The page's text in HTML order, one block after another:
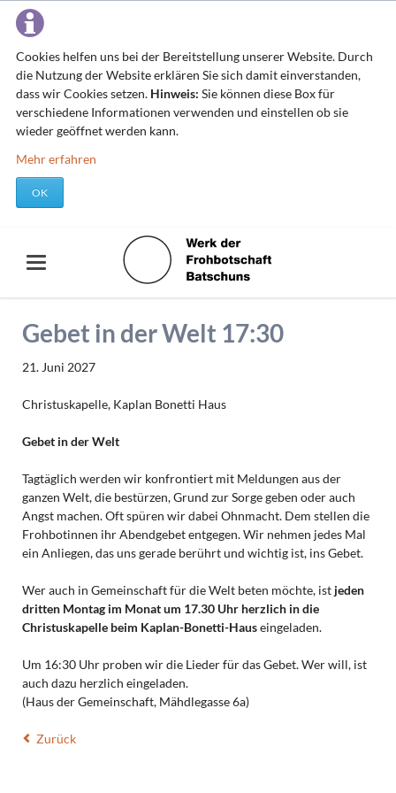
Cookies helfen uns bei der Bereitstellung unserer Website. Durch
die Nutzung der Website erklären Sie sich damit einverstanden,
dass wir Cookies setzen. Hinweis: Sie können diese Box für
verschiedene Informationen verwenden und einstellen ob sie
wieder geöffnet werden kann.
Mehr erfahren
OK
Gebet in der Welt 17:30
21. Juni 2027
Christuskapelle, Kaplan Bonetti Haus
Gebet in der Welt
Tagtäglich werden wir konfrontiert mit Meldungen aus der
ganzen Welt, die bestürzen, Grund zur Sorge geben oder auch
Angst machen. Oft spüren wir dabei Ohnmacht. Dem stellen die
Frohbotinnen ihr Abendgebet entgegen. Wir nehmen jedes Mal
ein Anliegen, das uns gerade berührt und wichtig ist, ins Gebet.
Wer auch in Gemeinschaft für die Welt beten möchte, ist jeden
dritten Montag im Monat um 17.30 Uhr herzlich in die
Christuskapelle beim Kaplan-Bonetti-Hauseingeladen.
Um 16:30 Uhr proben wir die Lieder für das Gebet. Wer will, ist
auch dazu herzlich eingeladen.
(Haus der Gemeinschaft, Mähdlegasse 6a)
Zurück